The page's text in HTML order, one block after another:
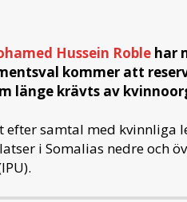
Hussein Roble har
kommer att
länge krävts av
samtal med kvinnliga
i Somalias nedre och